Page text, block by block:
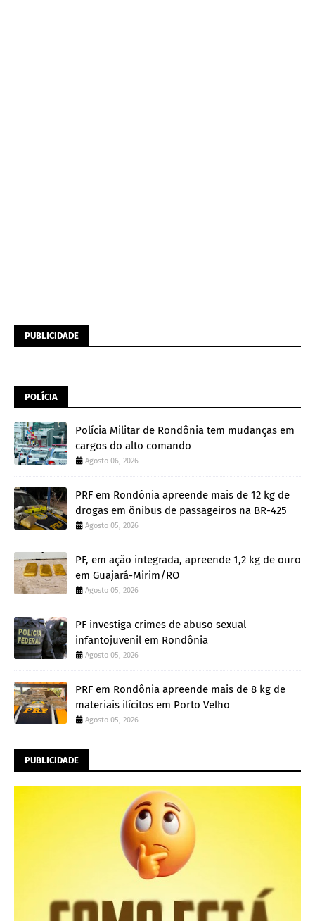
PUBLICIDADE
POLÍCIA
Polícia Militar de Rondônia tem mudanças em
cargos do alto comando
Agosto 06, 2026
PRF em Rondônia apreende mais de 12 kg de
drogas em ônibus de passageiros na BR-425
Agosto 05, 2026
PF, em ação integrada, apreende 1,2 kg de ouro
em Guajará-Mirim/RO
Agosto 05, 2026
PF investiga crimes de abuso sexual
infantojuvenil em Rondônia
Agosto 05, 2026
PRF em Rondônia apreende mais de 8 kg de
materiais ilícitos em Porto Velho
Agosto 05, 2026
PUBLICIDADE